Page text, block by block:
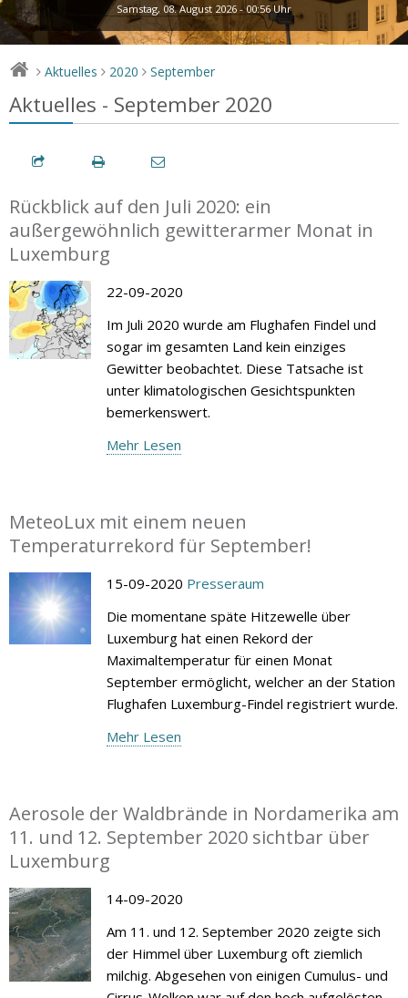
Samstag, 08. August 2026 - 00:56 Uhr
> Aktuelles > 2020 > September
Aktuelles - September 2020
Rückblick auf den Juli 2020: ein
außergewöhnlich gewitterarmer Monat in
Luxemburg
22-09-2020
Im Juli 2020 wurde am Flughafen Findel und
sogar im gesamten Land kein einziges
Gewitter beobachtet. Diese Tatsache ist
unter klimatologischen Gesichtspunkten
bemerkenswert.
Mehr Lesen
MeteoLux mit einem neuen
Temperaturrekord für September!
15-09-2020 Presseraum
Die momentane späte Hitzewelle über
Luxemburg hat einen Rekord der
Maximaltemperatur für einen Monat
September ermöglicht, welcher an der Station
Flughafen Luxemburg-Findel registriert wurde.
Mehr Lesen
Aerosole der Waldbrände in Nordamerika am
11. und 12. September 2020 sichtbar über
Luxemburg
14-09-2020
Am 11. und 12. September 2020 zeigte sich
der Himmel über Luxemburg oft ziemlich
milchig. Abgesehen von einigen Cumulus- und